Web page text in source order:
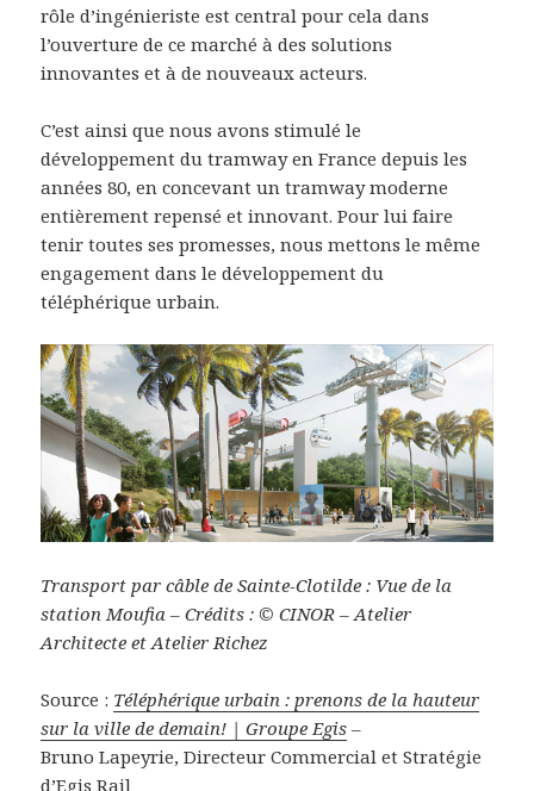
rôle d’ingénieriste est central pour cela dans
l’ouverture de ce marché à des solutions
innovantes et à de nouveaux acteurs.
C’est ainsi que nous avons stimulé le
développement du tramway en France depuis les
années 80, en concevant un tramway moderne
entièrement repensé et innovant. Pour lui faire
tenir toutes ses promesses, nous mettons le même
engagement dans le développement du
téléphérique urbain.
Transport par câble de Sainte-Clotilde : Vue de la
station Moufia – Crédits : © CINOR – Atelier
Architecte et Atelier Richez
Source : Téléphérique urbain : prenons de la hauteur
sur la ville de demain! | Groupe Egis –
Bruno Lapeyrie, Directeur Commercial et Stratégie
d’Egis Rail